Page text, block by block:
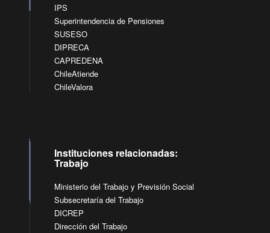
IPS
Superintendencia de Pensiones
SUSESO
DIPRECA
CAPREDENA
ChileAtiende
ChileValora
Instituciones relacionadas:
Trabajo
Ministerio del Trabajo y Previsión Social
Subsecretaría del Trabajo
DICREP
Dirección del Trabajo